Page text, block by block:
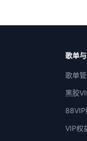
歌单
歌单
黑胶
88VIP
VIP权